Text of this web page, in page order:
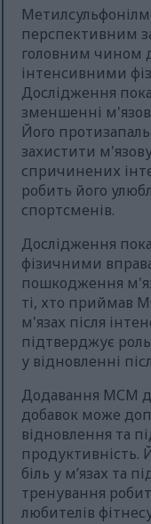
перспективним
головним чином
інтенсивними
Дослідження
зменшенні
Його
захистити
спричинених
робить його
спортсменів.
Дослідження
фізичними
пошкодження
ті, хто приймав
м'язах після
підтверджує
у відновленні
Додавання МСМ
добавок може
відновлення та
продуктивність.
біль у м’язах та
тренування
любителів